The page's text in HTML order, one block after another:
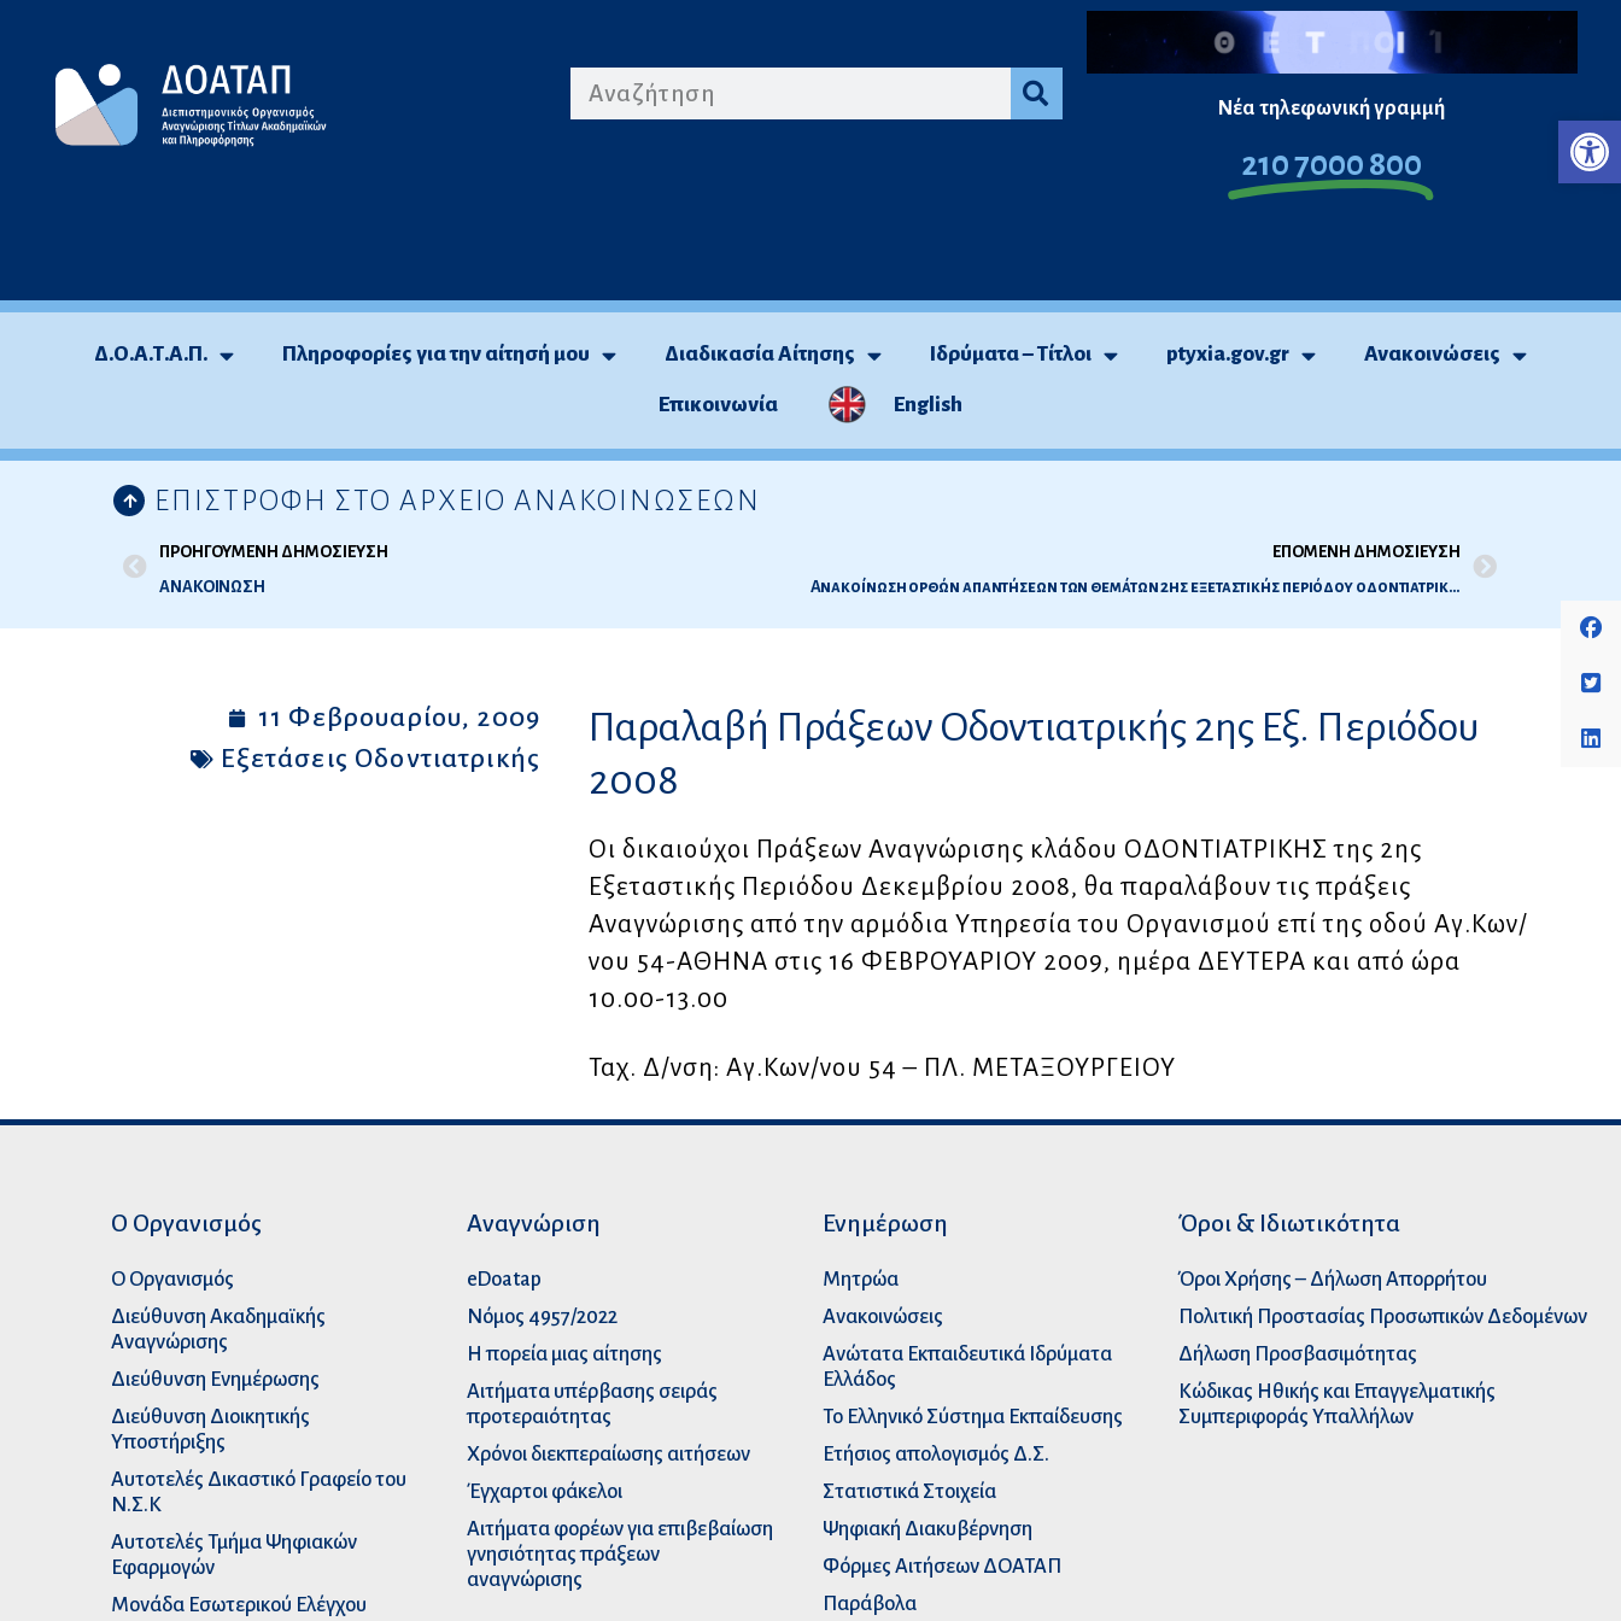
περιεχόμενο
Νέα τηλεφωνική γραμμή
210 7000 800
Δ.Ο.Α.Τ.Α.Π. Πληροφορίες για την αίτησή μου Διαδικασία Αίτησης Ιδρύματα – Τίτλοι ptyxia.gov.gr Ανακοινώσεις
Επικοινωνία English
ΕΠΙΣΤΡΟΦΗ ΣΤΟ ΑΡΧΕΙΟ ΑΝΑΚΟΙΝΩΣΕΩΝ
ΠΡΟΗΓΟΥΜΕΝΗ ΔΗΜΟΣΙΕΥΣΗ
ΑΝΑΚΟΙΝΩΣΗ
ΕΠΟΜΕΝΗ ΔΗΜΟΣΙΕΥΣΗ
Ανακοίνωση ορθών απαντήσεων των θεμάτων 2ης εξεταστικής περιόδου οδοντιατρικής 2008
11 Φεβρουαρίου, 2009
Εξετάσεις Οδοντιατρικής
Παραλαβή Πράξεων Οδοντιατρικής 2ης Εξ. Περιόδου
2008
Οι δικαιούχοι Πράξεων Αναγνώρισης κλάδου ΟΔΟΝΤΙΑΤΡΙΚΗΣ της 2ης
Εξεταστικής Περιόδου Δεκεμβρίου 2008, θα παραλάβουν τις πράξεις
Αναγνώρισης από την αρμόδια Υπηρεσία του Οργανισμού επί της οδού Αγ.Κων/
νου 54-ΑΘΗΝΑ στις 16 ΦΕΒΡΟΥΑΡΙΟΥ 2009, ημέρα ΔΕΥΤΕΡΑ και από ώρα
10.00-13.00
Ταχ. Δ/νση: Αγ.Κων/νου 54 – ΠΛ. ΜΕΤΑΞΟΥΡΓΕΙΟΥ
Ο Οργανισμός
Ο Οργανισμός
Διεύθυνση Ακαδημαϊκής
Αναγνώρισης
Διεύθυνση Ενημέρωσης
Διεύθυνση Διοικητικής
Υποστήριξης
Αυτοτελές Δικαστικό Γραφείο του
Ν.Σ.Κ
Αυτοτελές Τμήμα Ψηφιακών
Εφαρμογών
Μονάδα Εσωτερικού Ελέγχου
Αναγνώριση
eDoatap
Νόμος 4957/2022
Η πορεία μιας αίτησης
Αιτήματα υπέρβασης σειράς
προτεραιότητας
Χρόνοι διεκπεραίωσης αιτήσεων
Έγχαρτοι φάκελοι
Αιτήματα φορέων για επιβεβαίωση
γνησιότητας πράξεων
αναγνώρισης
Ενημέρωση
Μητρώα
Ανακοινώσεις
Ανώτατα Eκπαιδευτικά Iδρύματα
Ελλάδος
Το Ελληνικό Σύστημα Εκπαίδευσης
Ετήσιος απολογισμός Δ.Σ.
Στατιστικά Στοιχεία
Ψηφιακή Διακυβέρνηση
Φόρμες Αιτήσεων ΔΟΑΤΑΠ
Παράβολα
Όροι & Ιδιωτικότητα
Όροι Χρήσης – Δήλωση Απορρήτου
Πολιτική Προστασίας Προσωπικών Δεδομένων
Δήλωση Προσβασιμότητας
Κώδικας Ηθικής και Επαγγελματικής
Συμπεριφοράς Υπαλλήλων